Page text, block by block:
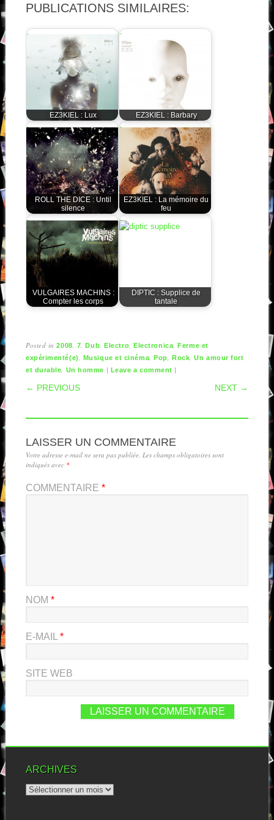
PUBLICATIONS SIMILAIRES:
EZ3KIEL : Lux EZ3KIEL : Barbary
ROLL THE DICE : Until
silence
EZ3KIEL : La mémoire du
feu
VULGAIRES MACHINS :
Compter les corps
DIPTIC : Supplice de
tantale
Posted in2008, 7,Dub,Electro,Electronica,Ferme et
expérimenté(e), Musique et cinéma,Pop, Rock,Un amour fort
et durable, Un homme | Leave a comment |
POST NAVIGATION
← PREVIOUS NEXT →
LAISSER UN COMMENTAIRE
Votre adresse e-mail ne sera pas publiée. Les champs obligatoires sont
indiqués avec *
COMMENTAIRE *
NOM *
E-MAIL *
SITE WEB
ARCHIVES